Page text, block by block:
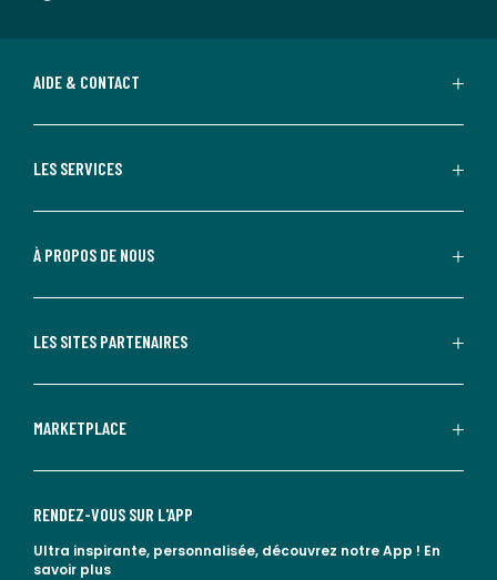
AIDE & CONTACT
LES SERVICES
À PROPOS DE NOUS
LES SITES PARTENAIRES
MARKETPLACE
RENDEZ-VOUS SUR L'APP
Ultra inspirante, personnalisée, découvrez notre App ! En
savoir plus